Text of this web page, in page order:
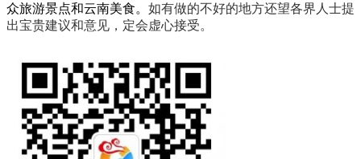
众旅游景点和云南美食。 如有做的不好的地方还望各界人士提
出宝贵建议和意见，定会虚心接受。